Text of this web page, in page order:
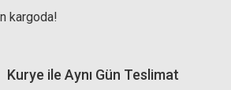
kargoda!
Kurye ile Aynı Gün Teslimat